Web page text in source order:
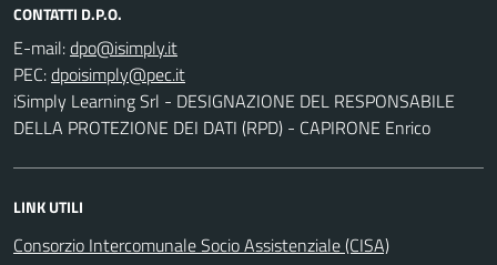
CONTATTI D.P.O.
E-mail:
PEC:
iSimply Learning Srl - DESIGNAZIONE DEL RESPONSABILE
DELLA PROTEZIONE DEI DATI (RPD) - CAPIRONE Enrico
LINK UTILI
Consorzio Intercomunale Socio Assistenziale (CISA)